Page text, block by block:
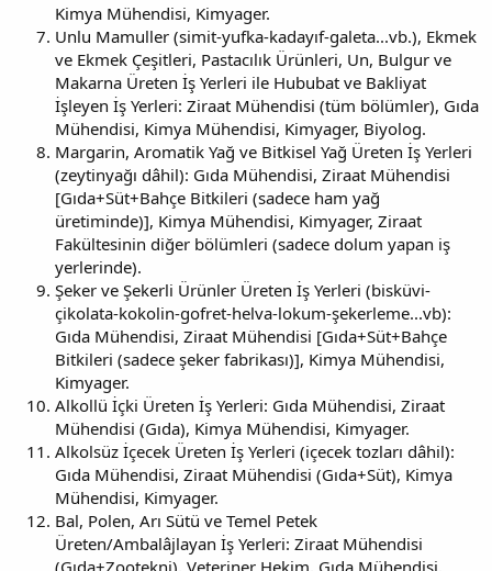
Kimya Mühendisi, Kimyager.
Unlu Mamuller (simit-yufka-kadayıf-galeta...vb.), Ekmek
ve Ekmek Çeşitleri, Pastacılık Ürünleri, Un, Bulgur ve
Makarna Üreten İş Yerleri ile Hububat ve Bakliyat
İşleyen İş Yerleri: Ziraat Mühendisi (tüm bölümler), Gıda
Mühendisi, Kimya Mühendisi, Kimyager, Biyolog.
Margarin, Aromatik Yağ ve Bitkisel Yağ Üreten İş Yerleri
(zeytinyağı dâhil): Gıda Mühendisi, Ziraat Mühendisi
[Gıda+Süt+Bahçe Bitkileri (sadece ham yağ
üretiminde)], Kimya Mühendisi, Kimyager, Ziraat
Fakültesinin diğer bölümleri (sadece dolum yapan iş
yerlerinde).
Şeker ve Şekerli Ürünler Üreten İş Yerleri (bisküvi-
çikolata-kokolin-gofret-helva-lokum-şekerleme...vb):
Gıda Mühendisi, Ziraat Mühendisi [Gıda+Süt+Bahçe
Bitkileri (sadece şeker fabrikası)], Kimya Mühendisi,
Kimyager.
Alkollü İçki Üreten İş Yerleri: Gıda Mühendisi, Ziraat
Mühendisi (Gıda), Kimya Mühendisi, Kimyager.
Alkolsüz İçecek Üreten İş Yerleri (içecek tozları dâhil):
Gıda Mühendisi, Ziraat Mühendisi (Gıda+Süt), Kimya
Mühendisi, Kimyager.
Bal, Polen, Arı Sütü ve Temel Petek
Üreten/Ambalâjlayan İş Yerleri: Ziraat Mühendisi
(Gıda+Zootekni), Veteriner Hekim, Gıda Mühendisi.